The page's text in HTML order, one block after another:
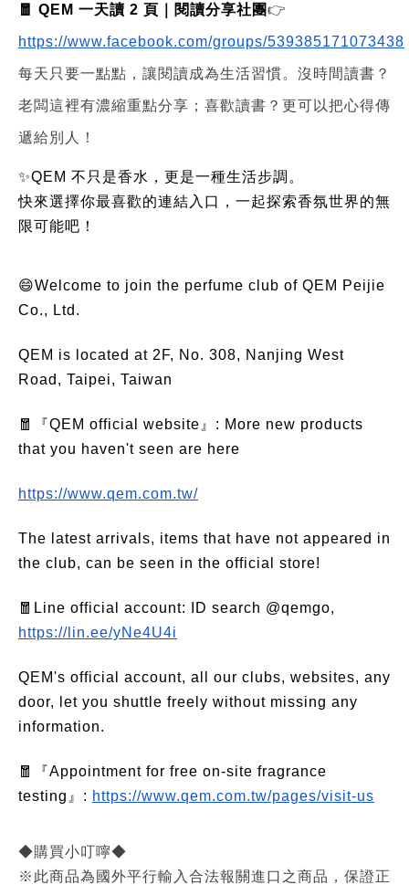
🧧 QEM 一天讀 2 頁｜閱讀分享社團👉
https://www.facebook.com/groups/539385171073438
每天只要一點點，讓閱讀成為生活習慣。沒時間讀書？
老闆這裡有濃縮重點分享；喜歡讀書？更可以把心得傳
遞給別人！
✨QEM 不只是香水，更是一種生活步調。
快來選擇你最喜歡的連結入口，一起探索香氛世界的無
限可能吧！
😄Welcome to join the perfume club of QEM Peijie
Co., Ltd.
QEM is located at 2F, No. 308, Nanjing West
Road, Taipei, Taiwan
🧧『QEM official website』: More new products
that you haven't seen are here
https://www.qem.com.tw/
The latest arrivals, items that have not appeared in
the club, can be seen in the official store!
🧧Line official account: ID search @qemgo,
https://lin.ee/yNe4U4i
QEM's official account, all our clubs, websites, any
door, let you shuttle freely without missing any
information.
🧧『Appointment for free on-site fragrance
testing』: https://www.qem.com.tw/pages/visit-us
◆購買小叮嚀◆
※此商品為國外平行輸入合法報關進口之商品，保證正